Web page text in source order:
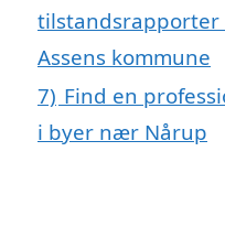
tilstandsrapporter
Assens kommune
7) Find en
i byer nær Nårup